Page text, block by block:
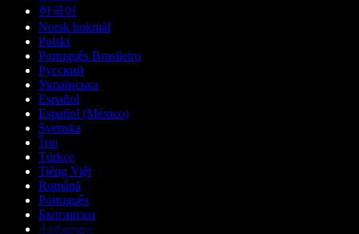
한국어
Norsk bokmål
Polski
Português Brasileiro
Русский
Українська
Español
Español (México)
Svenska
ไทย
Türkçe
Tiếng Việt
Română
Português
Български
ქართული